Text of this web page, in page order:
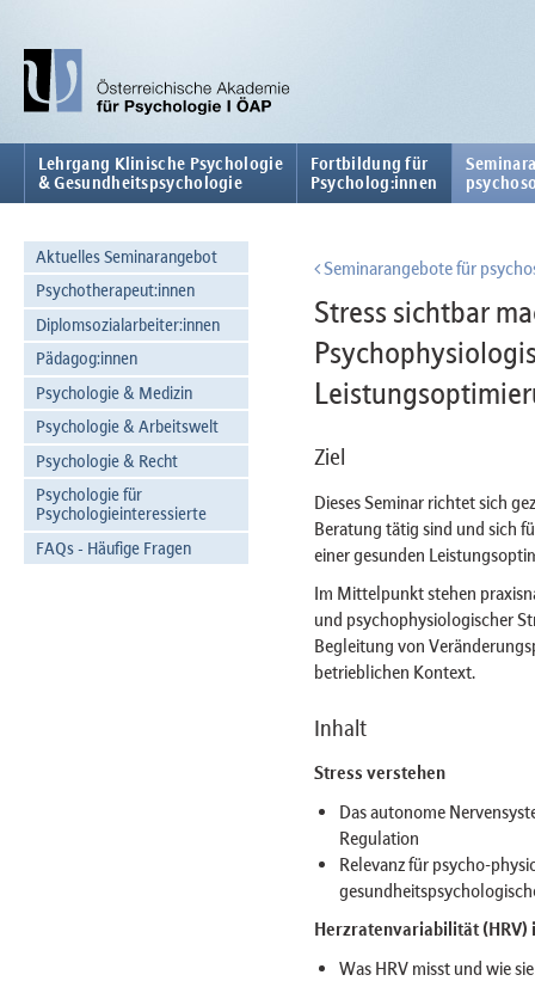
Lehrgang Klinische Psychologie
& Gesundheitspsychologie
Fortbildung für
Psycholog:innen
Aktuelles Seminarangebot
Psychotherapeut:innen
Diplomsozialarbeiter:innen
Pädagog:innen
Psychologie & Medizin
Psychologie & Arbeitswelt
Psychologie & Recht
Psychologie für
Psychologieinteressierte
FAQs - Häufige Fragen
Seminarangebote für
Stress sichtbar
Ziel
Dieses Seminar richtet sich
Beratung tätig sind und sich
einer gesunden
Im Mittelpunkt stehen
und psychophysiologischer
Begleitung von
betrieblichen Kontext.
Inhalt
Stress verstehen
Das autonome
Regulation
Relevanz für psycho-
Herzratenvariabilität (HRV)
Was HRV misst und wie